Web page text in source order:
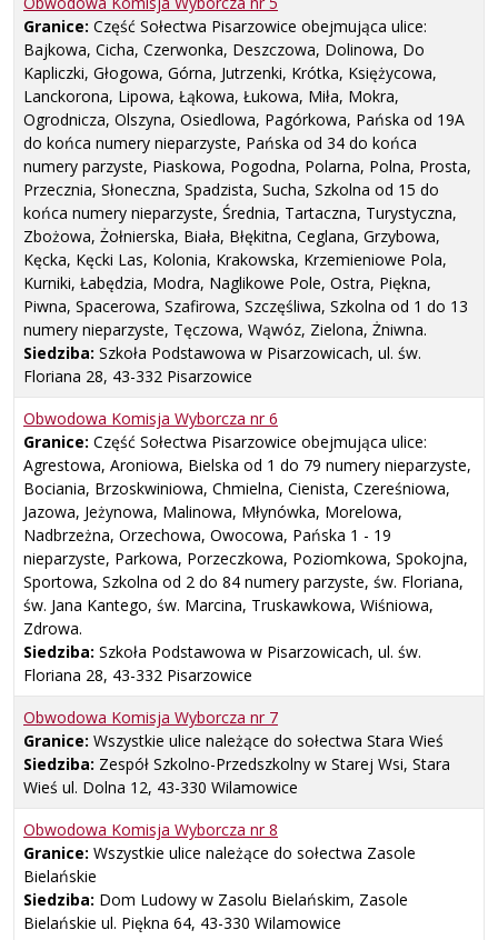
Granice: Część Sołectwa Pisarzowice obejmująca ulice:
Bajkowa, Cicha, Czerwonka, Deszczowa, Dolinowa, Do
Kapliczki, Głogowa, Górna, Jutrzenki, Krótka, Księżycowa,
Lanckorona, Lipowa, Łąkowa, Łukowa, Miła, Mokra,
Ogrodnicza, Olszyna, Osiedlowa, Pagórkowa, Pańska od 19A
do końca numery nieparzyste, Pańska od 34 do końca
numery parzyste, Piaskowa, Pogodna, Polarna, Polna, Prosta,
Przecznia, Słoneczna, Spadzista, Sucha, Szkolna od 15 do
końca numery nieparzyste, Średnia, Tartaczna, Turystyczna,
Zbożowa, Żołnierska, Biała, Błękitna, Ceglana, Grzybowa,
Kęcka, Kęcki Las, Kolonia, Krakowska, Krzemieniowe Pola,
Kurniki, Łabędzia, Modra, Naglikowe Pole, Ostra, Piękna,
Piwna, Spacerowa, Szafirowa, Szczęśliwa, Szkolna od 1 do 13
numery nieparzyste, Tęczowa, Wąwóz, Zielona, Żniwna.
Siedziba: Szkoła Podstawowa w Pisarzowicach, ul. św.
Floriana 28, 43-332 Pisarzowice
Obwodowa Komisja Wyborcza nr6
Granice: Część Sołectwa Pisarzowice obejmująca ulice:
Agrestowa, Aroniowa, Bielska od 1 do 79 numery nieparzyste,
Bociania, Brzoskwiniowa, Chmielna, Cienista, Czereśniowa,
Jazowa, Jeżynowa, Malinowa, Młynówka, Morelowa,
Nadbrzeżna, Orzechowa, Owocowa, Pańska 1 - 19
nieparzyste, Parkowa, Porzeczkowa, Poziomkowa, Spokojna,
Sportowa, Szkolna od 2 do 84 numery parzyste, św. Floriana,
św. Jana Kantego, św. Marcina, Truskawkowa, Wiśniowa,
Zdrowa.
Siedziba: Szkoła Podstawowa w Pisarzowicach, ul. św.
Floriana 28, 43-332 Pisarzowice
Obwodowa Komisja Wyborcza nr 7
Granice: Wszystkie ulice należące do sołectwa Stara Wieś
Siedziba: Zespół Szkolno-Przedszkolny w Starej Wsi, Stara
Wieś ul. Dolna 12, 43-330 Wilamowice
Obwodowa Komisja Wyborcza nr8
Granice: Wszystkie ulice należące do sołectwa Zasole
Bielańskie
Siedziba: Dom Ludowy w Zasolu Bielańskim, Zasole
Bielańskie ul. Piękna 64, 43-330 Wilamowice